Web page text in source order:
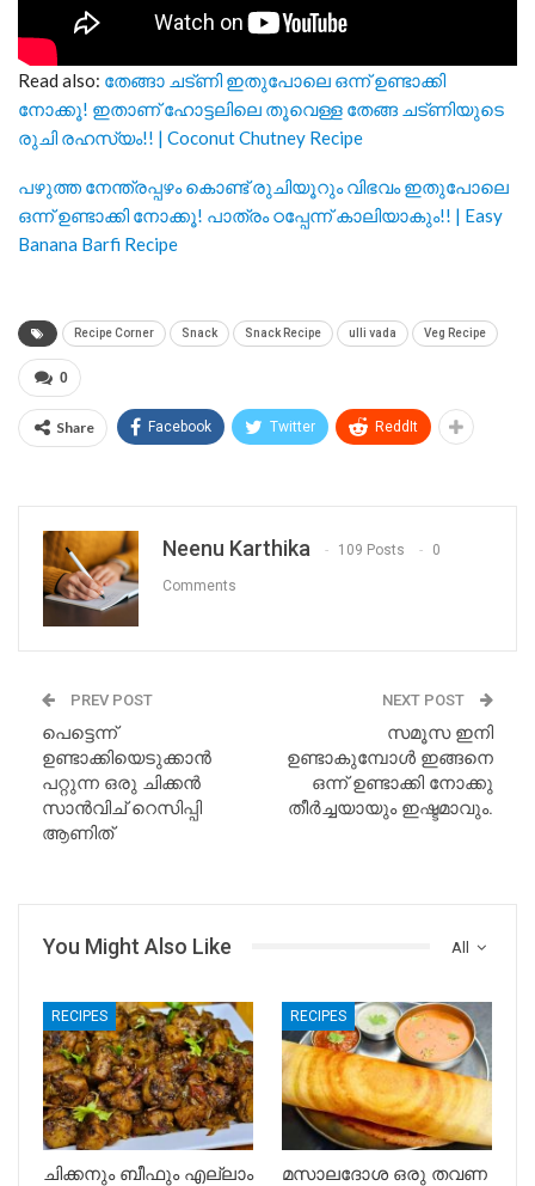
Read also: തേങ്ങാ ചട്ണി ഇതുപോലെ ഒന്ന് ഉണ്ടാക്കി
നോക്കൂ! ഇതാണ് ഹോട്ടലിലെ തൂവെള്ള തേങ്ങ ചട്ണിയുടെ
രുചി രഹസ്യം!! | Coconut Chutney Recipe
പഴുത്ത നേന്ത്രപ്പഴം കൊണ്ട് രുചിയൂറും വിഭവം ഇതുപോലെ
ഒന്ന് ഉണ്ടാക്കി നോക്കൂ! പാത്രം ഠപ്പേന്ന് കാലിയാകും!! | Easy
Banana Barfi Recipe
Recipe Corner Snack Snack Recipe ulli vada Veg Recipe
0
Share Facebook Twitter ReddIt
Neenu Karthika 109 Posts 0
Comments
PREV POST
പെട്ടെന്ന്
ഉണ്ടാക്കിയെടുക്കാൻ
പറ്റുന്ന ഒരു ചിക്കൻ
സാൻവിച് റെസിപ്പി
ആണിത്
NEXT POST
സമൂസ ഇനി
ഉണ്ടാകുമ്പോൾ ഇങ്ങനെ
ഒന്ന് ഉണ്ടാക്കി നോക്കു
തീർച്ചയായും ഇഷ്ടമാവും.
All
You Might Also Like
RECIPES
ചിക്കനും ബീഫും എല്ലാം
RECIPES
മസാലദോശ ഒരു തവണ